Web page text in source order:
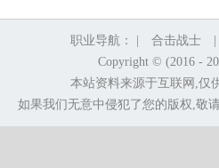
职业导航： | 合击战士
Copyright © (2016 -
本站资料来源于互联网,仅
如果我们无意中侵犯了您的版权,敬